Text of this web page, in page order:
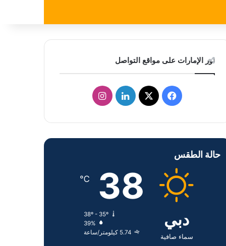
نور الإمارات على مواقع التواصل
ف
س
و
ك
ل
ن
د
إ
ا
س
ا
م
حالة الطقس
دبي
سماء صافية
38
℃
38º - 35º
39%
5.74 كيلومتر/ساعة